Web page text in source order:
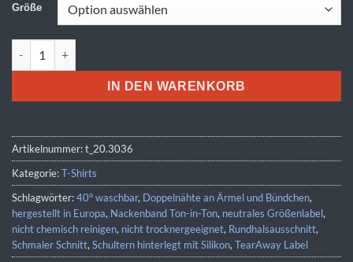
Größe
IN DEN WARENKORB
Artikelnummer:t_20.3036
Kategorie:T-Shirts
Schlagwörter:40° waschbar, Doppelnähte an Ärmel und Bündchen,
hergestellt in Europa, Nackenband Ton-in-Ton, neutrales Größenlabel,
nicht chemisch reinigen, nicht trocknergeeignet, Rundhalsausschnitt,
Schmaler Schnitt,Schultern hinterlegt mit Silikon,TearAway Label